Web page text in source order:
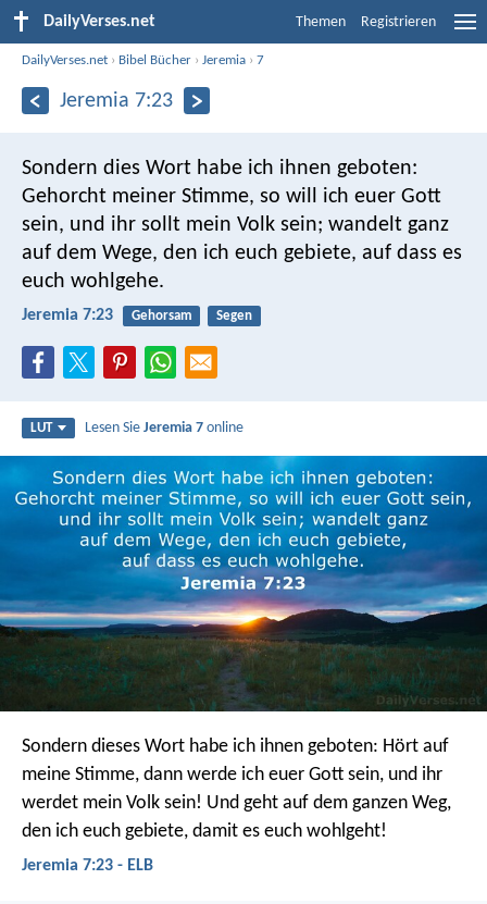
DailyVerses.net Themen Registrieren
DailyVerses.net › Bibel Bücher ›Jeremia ›7
Jeremia 7:23
Sondern dies Wort habe ich ihnen geboten:
Gehorcht meiner Stimme, so will ich euer Gott
sein, und ihr sollt mein Volk sein; wandelt ganz
auf dem Wege, den ich euch gebiete, auf dass es
euch wohlgehe.
Jeremia 7:23 Gehorsam Segen
LUT Lesen SieJeremia 7 online
Sondern dieses Wort habe ich ihnen geboten: Hört auf
meine Stimme, dann werde ich euer Gott sein, und ihr
werdet mein Volk sein! Und geht auf dem ganzen Weg,
den ich euch gebiete, damit es euch wohlgeht!
Jeremia 7:23 - ELB